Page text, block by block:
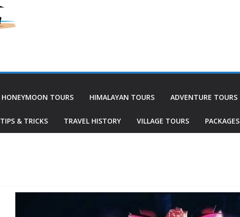
HONEYMOON TOURS HIMALAYAN TOURS ADVENTURE TOURS
TIPS & TRICKS TRAVEL HISTORY VILLAGE TOURS PACKAGES